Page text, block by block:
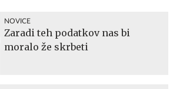
NOVICE
Zaradi teh podatkov nas bi
moralo že skrbeti